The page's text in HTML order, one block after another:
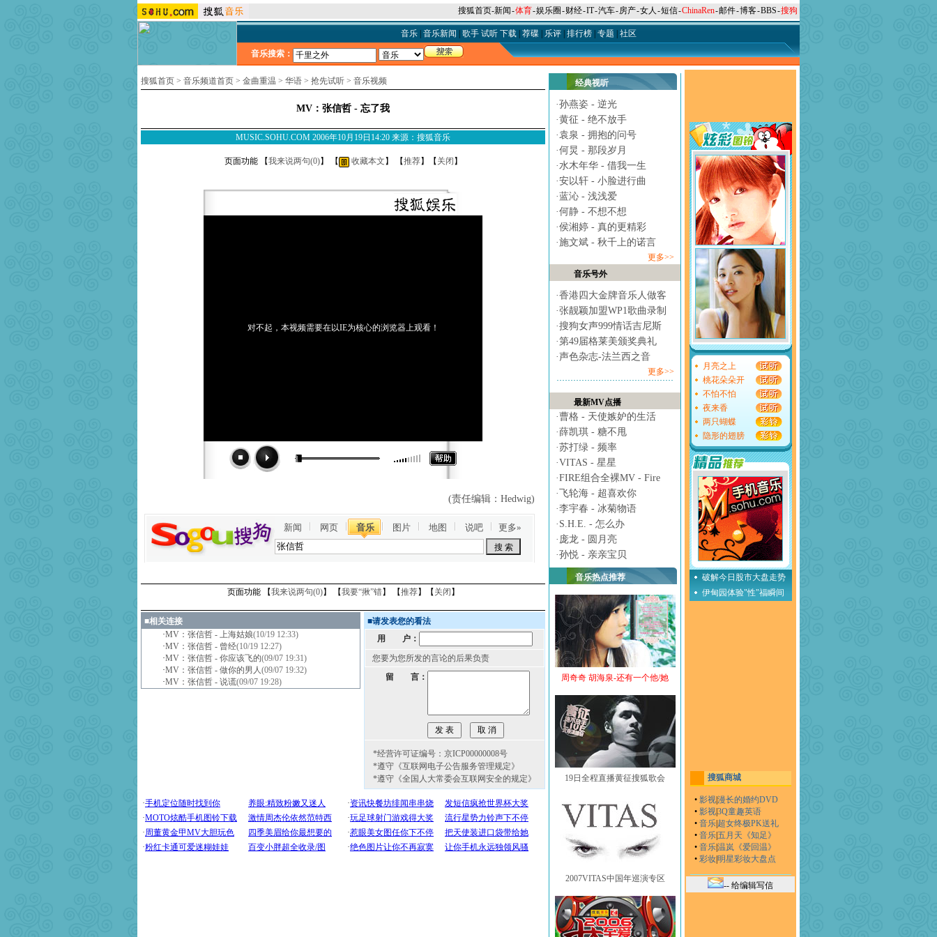
搜狐首页-新闻-体育-娱乐圈 -财经-IT-汽车-房产-女人 -短信-ChinaRen-邮件-博客-BBS-搜狗
音乐| 音乐新闻 歌手 试听 下载| 荐碟| 乐评| 排行榜| 专题 社区
音乐搜索：
搜狐首页 > 音乐频道首页 > 金曲重温 > 华语 > 抢先试听 > 音乐视频
MV：张信哲 - 忘了我
MUSIC.SOHU.COM 2006年10月19日14:20 来源：搜狐音乐
页面功能 【我来说两句(0)】 【 收藏本文 】 【推荐】【 关闭 】
对不起，本视频需要在以IE为核心的浏览器上观看！
(责任编辑：Hedwig)
新闻 网页 音乐 图片 地图 说吧 更多»
页面功能 【我来说两句(0)】 【我要“揪”错】 【推荐】【 关闭 】
■相关连接
·MV：张信哲 - 上海姑娘(10/19 12:33)
·MV：张信哲 - 曾经(10/19 12:27)
·MV：张信哲 - 你应该飞的(09/07 19:31)
·MV：张信哲 - 做你的男人(09/07 19:32)
·MV：张信哲 - 说谎(09/07 19:28)
■请发表您的看法
用 户：
您要为您所发的言论的后果负责
留 言：
*经营许可证编号：京ICP00000008号
*遵守《互联网电子公告服务管理规定》
*遵守《全国人大常委会互联网安全的规定》
经典视听
·孙燕姿 - 逆光
·黄征 - 绝不放手
·袁泉 - 拥抱的问号
·何炅 - 那段岁月
·水木年华 - 借我一生
·安以轩 - 小脸进行曲
·蓝沁 - 浅浅爱
·何静 - 不想不想
·侯湘婷 - 真的更精彩
·施文斌 - 秋千上的诺言
更多>>
音乐号外
·香港四大金牌音乐人做客
·张靓颖加盟WP1歌曲录制
·搜狗女声999情话吉尼斯
·第49届格莱美颁奖典礼
·声色杂志-法兰西之音
更多>>
最新MV点播
·曹格 - 天使嫉妒的生活
·薛凯琪 - 糖不甩
·苏打绿 - 频率
·VITAS - 星星
·FIRE组合全裸MV - Fire
· 飞轮海 - 超喜欢你
·李宇春 - 冰菊物语
· S.H.E. - 怎么办
· 庞龙 - 圆月亮
·孙悦 - 亲亲宝贝
音乐热点推荐
周奇奇 胡海泉-还有一个他/她
19日全程直播黄征搜狐歌会
2007VITAS中国年巡演专区
月亮之上
桃花朵朵开
不怕不怕
夜来香
两只蝴蝶
隐形的翅膀
破解今日股市大盘走势
伊甸园体验"性"福瞬间
搜狐商城
• 影视漫长的婚约DVD
• 影视3Q童趣英语
• 音乐 超女终极PK送礼
• 音乐五月天《知足》
• 音乐温岚《爱回温》
• 彩妆明星彩妆大盘点
-- 给编辑写信